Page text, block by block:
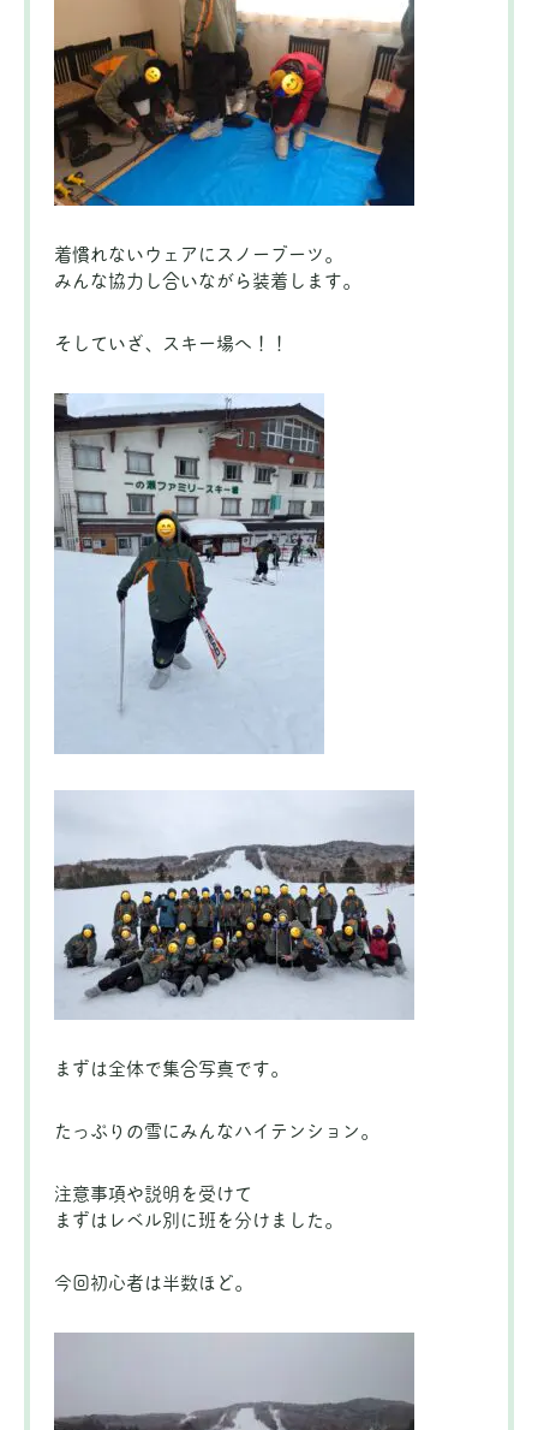
着慣れないウェアにスノーブーツ。
みんな協力し合いながら装着します。
そしていざ、スキー場へ！！
まずは全体で集合写真です。
たっぷりの雪にみんなハイテンション。
注意事項や説明を受けて
まずはレベル別に班を分けました。
今回初心者は半数ほど。